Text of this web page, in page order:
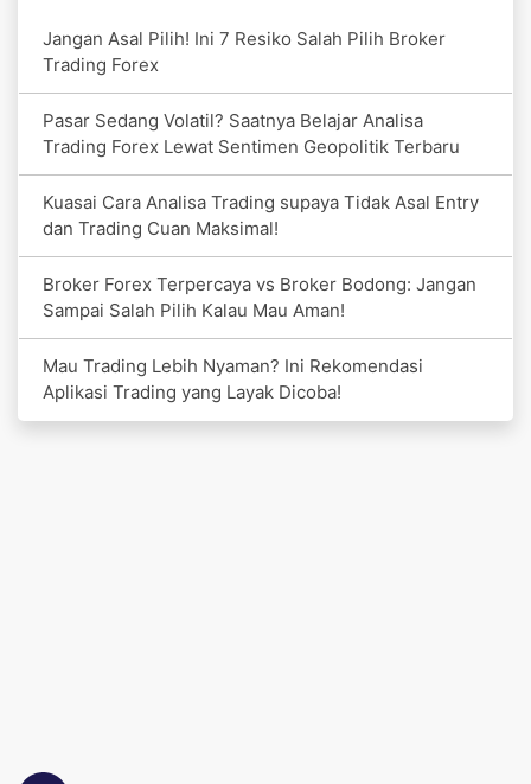
Jangan Asal Pilih! Ini 7 Resiko Salah Pilih Broker
Trading Forex
Pasar Sedang Volatil? Saatnya Belajar Analisa
Trading Forex Lewat Sentimen Geopolitik Terbaru
Kuasai Cara Analisa Trading supaya Tidak Asal Entry
dan Trading Cuan Maksimal!
Broker Forex Terpercaya vs Broker Bodong: Jangan
Sampai Salah Pilih Kalau Mau Aman!
Mau Trading Lebih Nyaman? Ini Rekomendasi
Aplikasi Trading yang Layak Dicoba!